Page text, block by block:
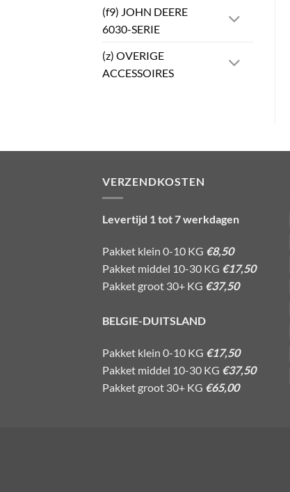
(f9) JOHN DEERE
6030-SERIE
(z) OVERIGE
ACCESSOIRES
VERZENDKOSTEN
Levertijd 1 tot 7 werkdagen
Pakket klein 0-10 KG €8,50
Pakket middel 10-30 KG €17,50
Pakket groot 30+ KG €37,50
BELGIE-DUITSLAND
Pakket klein 0-10 KG €17,50
Pakket middel 10-30 KG €37,50
Pakket groot 30+ KG €65,00